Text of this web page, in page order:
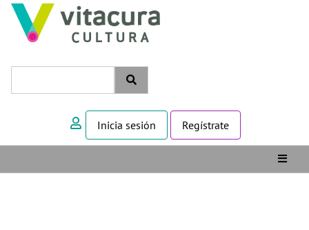
Inicia sesión Regístrate